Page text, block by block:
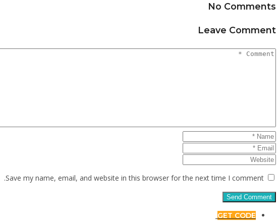
No Comments
Leave Comment
Save my name, email, and website in this browser for the next time I comment.
GET CODE